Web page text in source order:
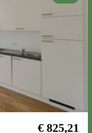
€ 825,21